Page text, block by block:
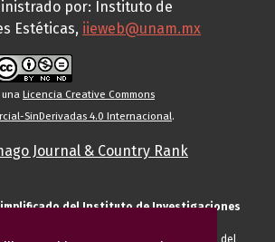
por: Instituto de
Estéticas, iieweb@unam.mx
Licencia Creative Commons
SinDerivadas 4.0 Internacional.
del Instituto de Investigaciones